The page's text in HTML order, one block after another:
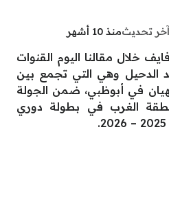
آخر تحديثمنذ 10 أشهر
خلال مقالنا اليوم القنوات
ضد الدحيل وهي التي تجمع بين
في أبوظبي، ضمن الجولة
الغرب في بطولة دوري